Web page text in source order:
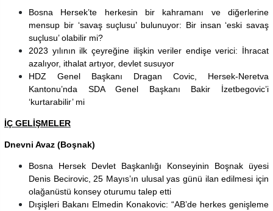
Bosna Hersek’te herkesin bir kahramanı ve diğerlerine
mensup bir ‘savaş suçlusu’ bulunuyor: Bir insan ‘eski savaş
suçlusu’ olabilir mi?
2023 yılının ilk çeyreğine ilişkin veriler endişe verici: İhracat
azalıyor, ithalat artıyor, devlet susuyor
HDZ Genel Başkanı Dragan Covic, Hersek-Neretva
Kantonu’nda SDA Genel Başkanı Bakir İzetbegovic’i
‘kurtarabilir’ mi
İÇ GELİŞMELER
Dnevni Avaz (Boşnak)
Bosna Hersek Devlet Başkanlığı Konseyinin Boşnak üyesi
Denis Becirovic, 25 Mayıs’ın ulusal yas günü ilan edilmesi için
olağanüstü konsey oturumu talep etti
Dışişleri Bakanı Elmedin Konakovic: “AB’de herkes genişleme